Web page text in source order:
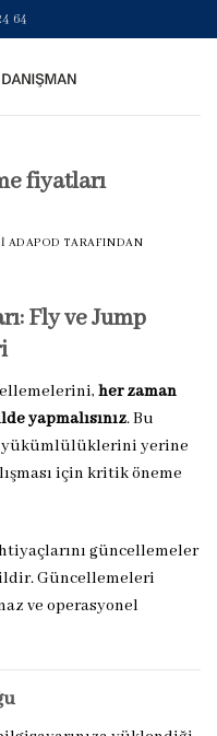
64
fiyatları
ADAPOD TARAFINDAN
Fly ve Jump
her zaman
yapmalısınız. Bu
yükümlülüklerini yerine
için kritik öneme
güncellemeler
Güncellemeleri
ve operasyonel